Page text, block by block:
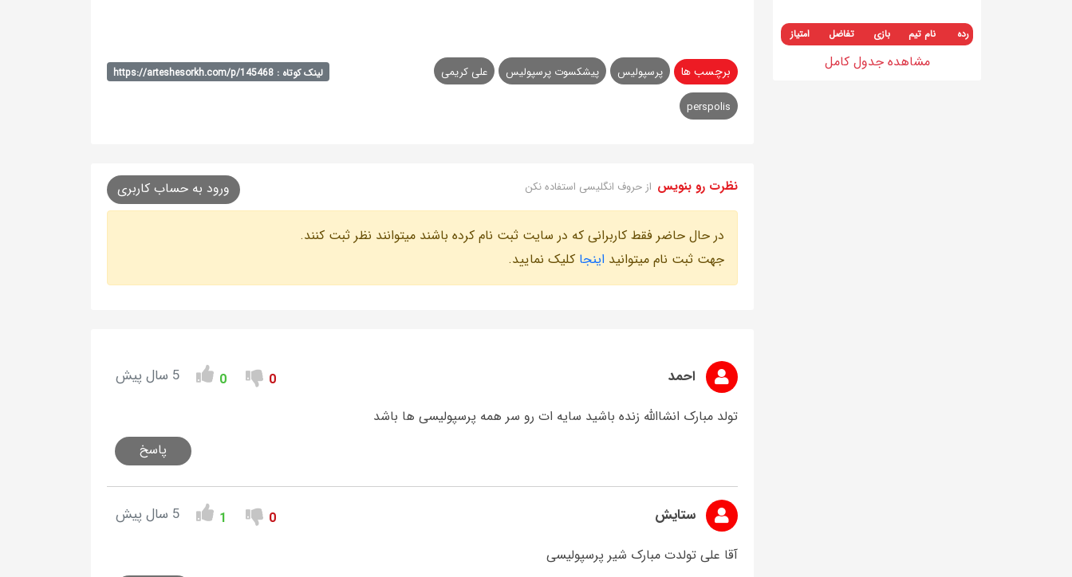
برچسب ها پرسپولیس پیشکسوت پرسپولیس علی کریمی
perspolis
لینک کوتاه : https://arteshesorkh.com/p/145468
نظرت رو بنویس از حروف انگلیسی استفاده نکن ورود به حساب کاربری
در حال حاضر فقط کاربرانی که در سایت ثبت نام کرده باشند میتوانند نظر ثبت کنند.
جهت ثبت نام میتوانید اینجا کلیک نمایید.
احمد 0
0 5 سال پیش
تولد مبارک انشاالله زنده باشید سایه ات رو سر همه پرسپولیسی ها باشد
پاسخ
ستایش 0
1 5 سال پیش
آقا علی تولدت مبارک شیر پرسپولیسی
رده نام تیم بازی تفاضل امتیاز
مشاهده جدول کامل